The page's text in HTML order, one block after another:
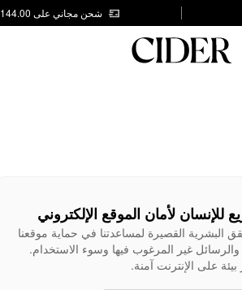
شحن مجاني على AED 144.00
للإنسان لأمان الموقع الإلكتروني
البشرية القصيرة لمساعدتنا في حماية موقعنا
غير المرغوب فيها وسوء الاستخدام.
على الإنترنت آمنة.